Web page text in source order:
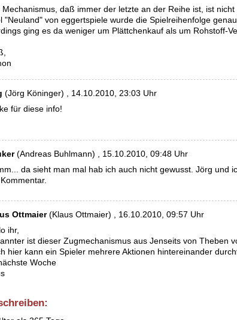
Mechanismus, daß immer der letzte an der Reihe ist, ist
"Neuland" von eggertspiele wurde die Spielreihenfolge
ging es da weniger um Plättchenkauf als um Rohstoff-
(Jörg Köninger) , 14.10.2010, 23:03 Uhr
für diese info!
(Andreas Buhlmann) , 15.10.2010, 09:48 Uhr
da sieht man mal hab ich auch nicht gewusst. Jörg und
Ottmaier(Klaus Ottmaier) , 16.10.2010, 09:57 Uhr
ihr,
ist dieser Zugmechanismus aus Jenseits von Theben
hier kann ein Spieler mehrere Aktionen hintereinander
Woche